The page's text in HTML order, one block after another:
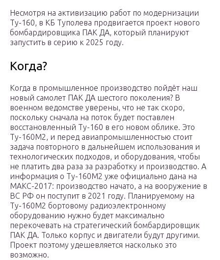
Несмотря на активизацию работ по модернизации
Ту-160, в КБ Туполева продвигается проект нового
бомбардировщика ПАК ДА, который планируют
запустить в серию к 2025 году.
Когда?
Когда в промышленное производство пойдёт наш
новый самолет ПАК ДА шестого поколения? В
военном ведомстве уверены, что не так скоро,
поскольку сначала на поток будет поставлен
восстановленный Ту-160 в его новом облике. Это
Ту-160М2, и перед авиапромышленностью стоит
задача повторного в дальнейшем использования и
технологических подходов, и оборудования, чтобы
не платить два раза за разработку и производство. А
информация о Ту-160М2 уже официально дана на
МАКС-2017: производство начато, а на вооружение в
ВС РФ он поступит в 2021 году. Планируемому на
Ту-160М2 бортовому радиоэлектронному
оборудованию нужно будет максимально
перекочевать на стратегический бомбардировщик
ПАК ДА. Только корпус и двигатели будут другими.
Проект поэтому удешевляется насколько это
возможно.